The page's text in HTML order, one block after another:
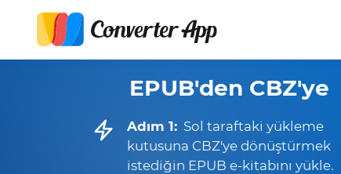
EPUB'den CBZ'ye
Adım 1: Sol taraftaki yükleme
kutusuna CBZ'ye dönüştürmek
istediğin EPUB e-kitabını yükle.